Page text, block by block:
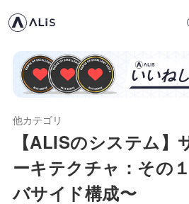
他カテゴリ
【ALISのシステム】
ーキテクチャ：その
バサイド構成〜